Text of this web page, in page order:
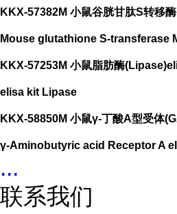
KKX-57382M 小鼠谷胱甘肽S转移
Mouse glutathione S-transferase
KKX-57253M 小鼠脂肪酶
elisa kit Lipase
KKX-58850M 小鼠γ-丁酸A型受体
γ-Aminobutyric acid Receptor A
...
联系我们